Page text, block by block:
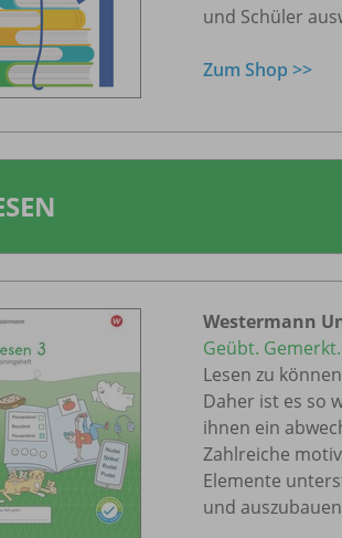
und Schüler
Zum Shop >>
Westermann
Geübt.
Lesen zu
Daher ist es so
ihnen ein
Zahlreiche
Elemente
und